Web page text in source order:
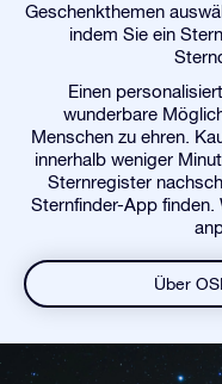
Geschenkthemen
indem Sie ein
Einen
wunderbare
Menschen zu ehren.
innerhalb weniger
Sternregister
Sternfinder-App finden.
Über